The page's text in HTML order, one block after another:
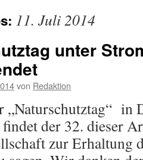
11. Juli 2014
unter
von Redaktion
„Naturschutztag“ in
der 32. dieser
zur Erhaltung